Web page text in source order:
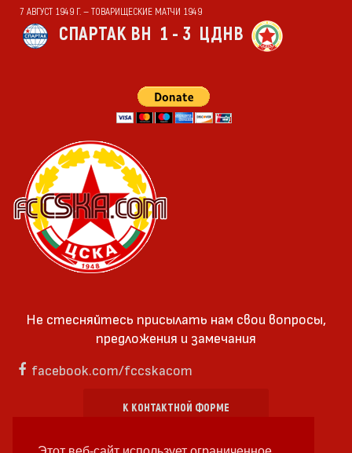
7 АВГУСТ 1949 Г. — ТОВАРИЩЕСКИЕ МАТЧИ 1949
СПАРТАК ВН 1 - 3 ЦДНВ
Не стесняйтесь присылать нам свои вопросы,
предложения и замечания
facebook.com/fccskacom
К КОНТАКТНОЙ ФОРМЕ